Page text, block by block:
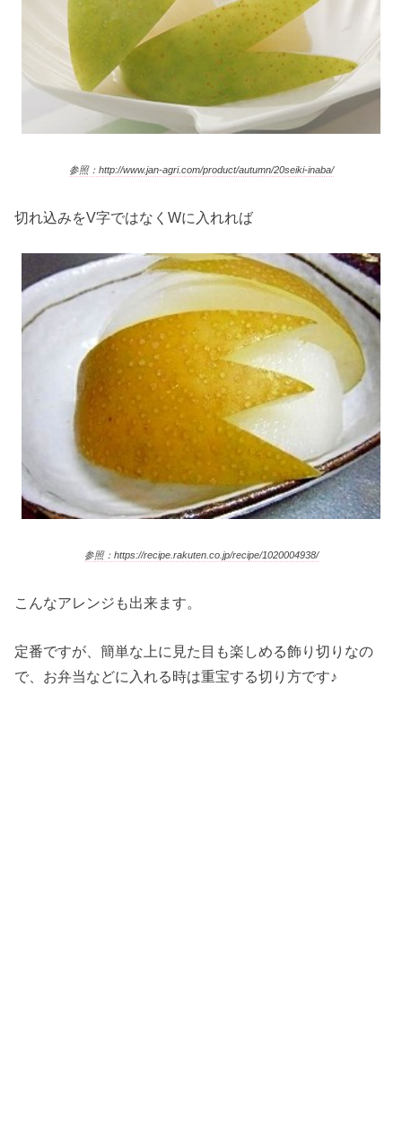
参照：http://www.jan-agri.com/product/autumn/20seiki-inaba/
切れ込みをV字ではなくWに入れれば
参照：https://recipe.rakuten.co.jp/recipe/1020004938/
こんなアレンジも出来ます。
定番ですが、簡単な上に見た目も楽しめる飾り切りなの
で、お弁当などに入れる時は重宝する切り方です♪